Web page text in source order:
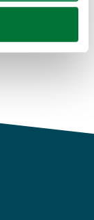
(huellas
procesan sus
web con
y análisis